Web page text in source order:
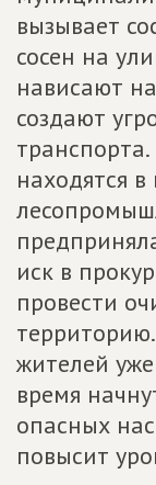
вызывает
сосен на
нависают
создают
транспорта.
находятся
иск в
провести
жителей
время
опасных
повысит